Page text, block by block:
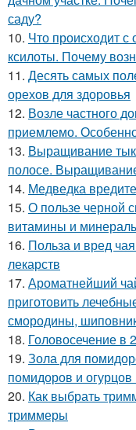
саду?
10. Что происходит
ксилоты. Почему
11. Десять самых
орехов для здоровья
12. Возле частного
приемлемо.
13. Выращивание
полосе.
14. Медведка
15. О пользе черной
витамины и
16. Польза и вред
лекарств
17. Ароматнейший
приготовить
смородины,
18. Головосечение в
19. Зола для
помидоров и
20. Как выбрать
триммеры